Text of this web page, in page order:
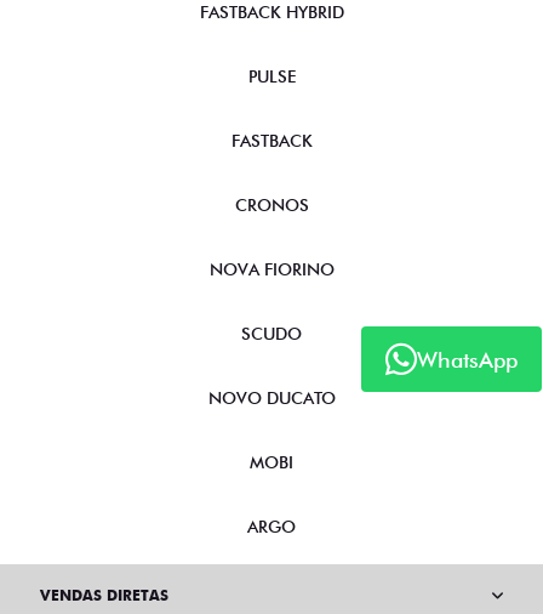
WhatsApp
FASTBACK HYBRID
PULSE
FASTBACK
CRONOS
NOVA FIORINO
SCUDO
NOVO DUCATO
MOBI
ARGO
VENDAS DIRETAS